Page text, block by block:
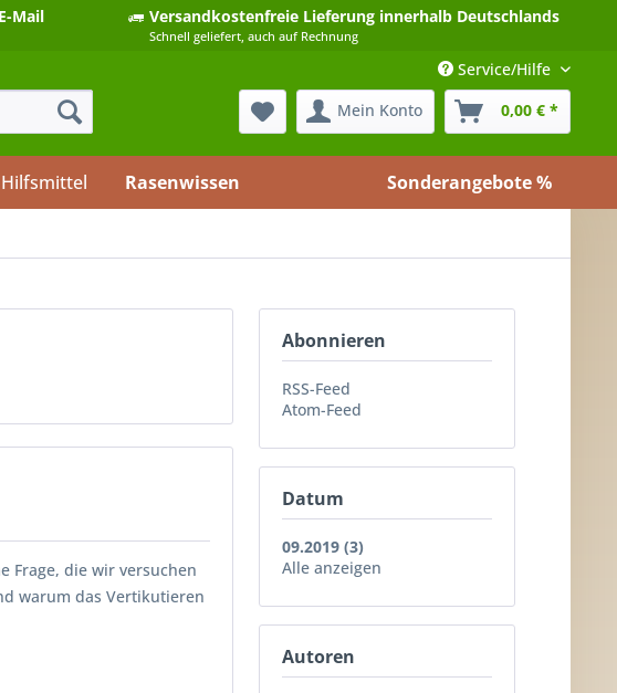
Mail Versandkostenfreie Lieferung innerhalb Deutschlands
Schnell geliefert, auch auf Rechnung
Service/Hilfe
Mein Konto
0,00 € *
Sonderangebote %
Rasenwissen
Abonnieren
RSS-Feed
Atom-Feed
Datum
09.2019 (3)
Alle anzeigen
Autoren
Frage, die wir versuchen
warum das Vertikutieren